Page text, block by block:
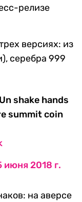
релизе
версиях: из
серебра 999
shake hands
summit coin
июня 2018 г.
на аверсе